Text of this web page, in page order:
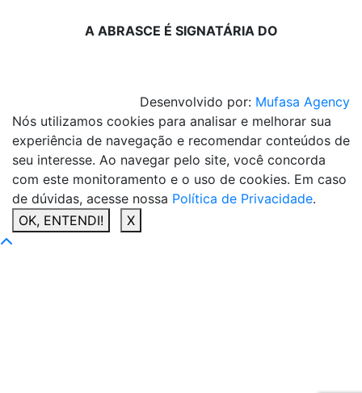
A ABRASCE É SIGNATÁRIA DO
Desenvolvido por: Mufasa Agency
Nós utilizamos cookies para analisar e melhorar sua
experiência de navegação e recomendar conteúdos de
seu interesse. Ao navegar pelo site, você concorda
com este monitoramento e o uso de cookies. Em caso
de dúvidas, acesse nossa Política de Privacidade.
OK, ENTENDI!
X